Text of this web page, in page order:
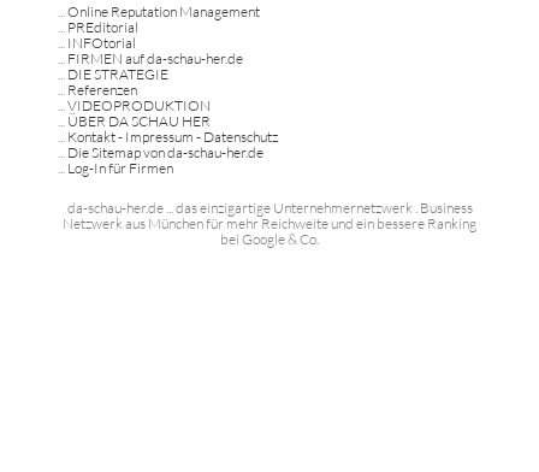
Online Reputation Management
PREditorial
INFOtorial
FIRMEN auf da-schau-her.de
DIE STRATEGIE
Referenzen
VIDEOPRODUKTION
ÜBER DA SCHAU HER
Kontakt - Impressum - Datenschutz
Die Sitemap von da-schau-her.de
Log-In für Firmen
da-schau-her.de ... das einzigartige Unternehmernetzwerk . Business
Netzwerk aus München für mehr Reichweite und ein bessere Ranking
bei Google & Co.